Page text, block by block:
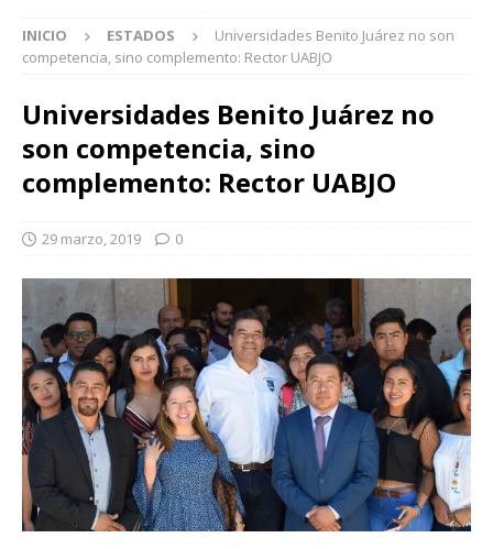
INICIO ESTADOS
Universidades Benito Juárez no son
competencia, sino complemento: Rector UABJO
Universidades Benito Juárez no
son competencia, sino
complemento: Rector UABJO
29 marzo, 2019 0